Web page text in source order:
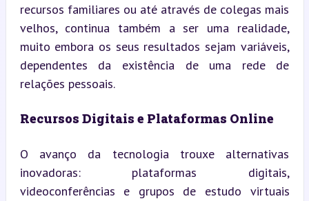
recursos familiares ou até através de colegas mais
velhos, continua também a ser uma realidade,
muito embora os seus resultados sejam variáveis,
dependentes da existência de uma rede de
relações pessoais.
Recursos Digitais e Plataformas Online
O avanço da tecnologia trouxe alternativas
inovadoras: plataformas digitais,
videoconferências e grupos de estudo virtuais